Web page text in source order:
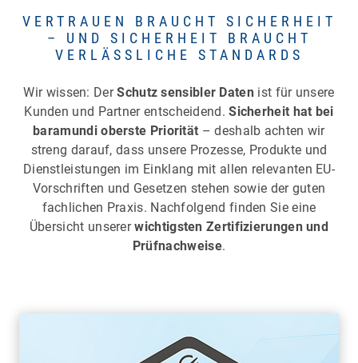
VERTRAUEN BRAUCHT SICHERHEIT
– UND SICHERHEIT BRAUCHT
VERLÄSSLICHE STANDARDS
Wir wissen: DerSchutz sensibler Daten ist für unsere
Kunden und Partner entscheidend.Sicherheit hat bei
baramundi oberste Priorität – deshalb achten wir
streng darauf, dass unsere Prozesse, Produkte und
Dienstleistungen im Einklang mit allen relevanten EU-
Vorschriften und Gesetzen stehen sowie der guten
fachlichen Praxis. Nachfolgend finden Sie eine
Übersicht unsererwichtigsten Zertifizierungen und
Prüfnachweise.